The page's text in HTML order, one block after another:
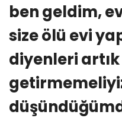
ben geldim,
size ölü evi
diyenleri artık